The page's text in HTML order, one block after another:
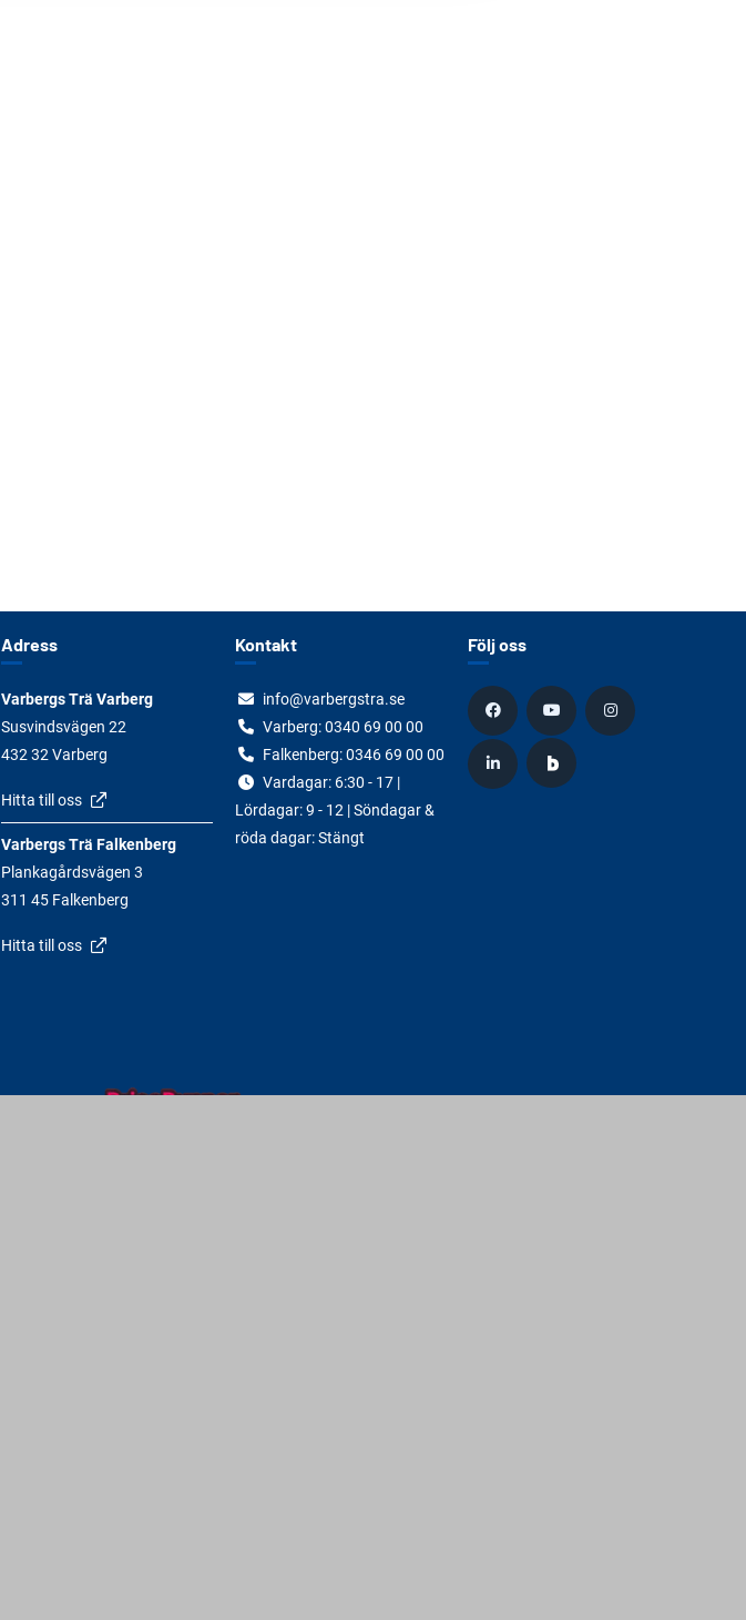
Adress
Varbergs Trä Varberg
Susvindsvägen 22
432 32 Varberg
Hitta till oss
Varbergs Trä Falkenberg
Plankagårdsvägen 3
311 45 Falkenberg
Hitta till oss
Kontakt
info@varbergstra.se
Varberg:0340 69 00 00
Falkenberg:0346 69 00 00
Vardagar: 6:30 - 17 |
Lördagar: 9 - 12 | Söndagar &
röda dagar: Stängt
Följ oss